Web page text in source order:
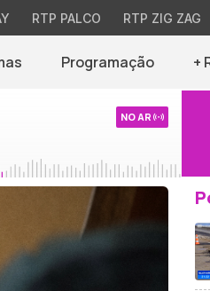
RTP PALCO RTP ZIG ZAG
Programação +
NO AR